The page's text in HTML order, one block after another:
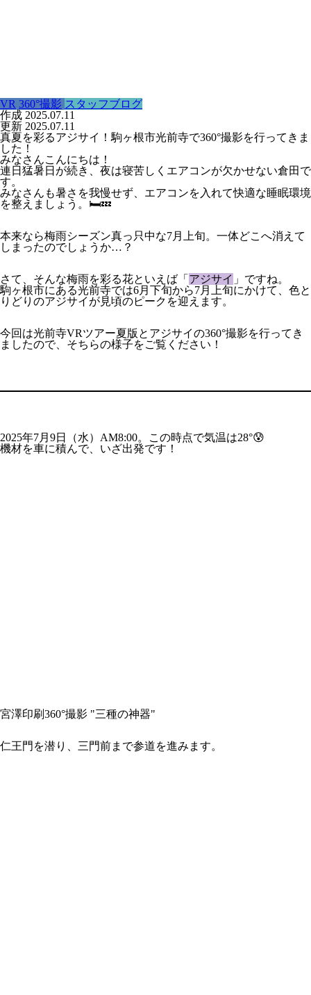
VR 360°撮影 スタッフブログ
作成 2025.07.11
更新 2025.07.11
真夏を彩るアジサイ！駒ヶ根市光前寺で360°撮影を行ってきま
した！
みなさんこんにちは！
連日猛暑日が続き、夜は寝苦しくエアコンが欠かせない倉田で
す。
みなさんも暑さを我慢せず、エアコンを入れて快適な睡眠環境
を整えましょう。🛏️💤
本来なら梅雨シーズン真っ只中な7月上旬。一体どこへ消えて
しまったのでしょうか…？
さて、そんな梅雨を彩る花といえば「 アジサイ 」ですね。
駒ヶ根市にある光前寺では6月下旬から7月上旬にかけて、色と
りどりのアジサイが見頃のピークを迎えます。
今回は光前寺VRツアー夏版とアジサイの360°撮影を行ってき
ましたので、そちらの様子をご覧ください！
2025年7月9日（水）AM8:00。この時点で気温は28°😰
機材を車に積んで、いざ出発です！
宮澤印刷360°撮影 "三種の神器"
仁王門を潜り、三門前まで参道を進みます。